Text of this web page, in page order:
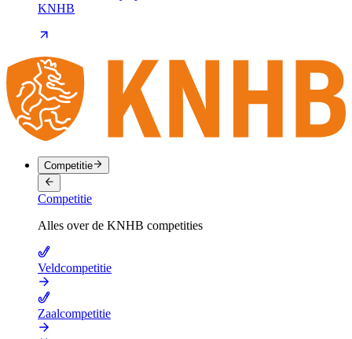
KNHB
Competitie
Competitie
Alles over de KNHB competities
Veldcompetitie
Zaalcompetitie